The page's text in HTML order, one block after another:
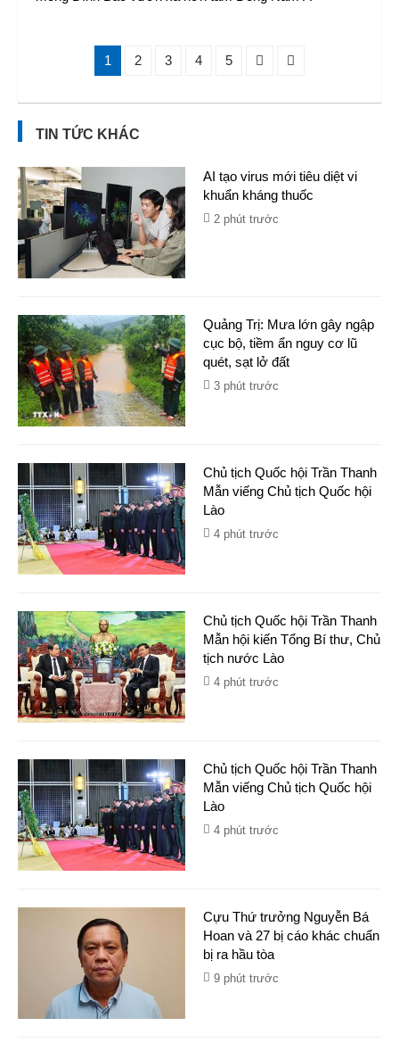
1 2 3 4 5
TIN TỨC KHÁC
AI tạo virus mới tiêu diệt vi
khuẩn kháng thuốc
2 phút trước
Quảng Trị: Mưa lớn gây ngập
cục bộ, tiềm ẩn nguy cơ lũ
quét, sạt lở đất
3 phút trước
Chủ tịch Quốc hội Trần Thanh
Mẫn viếng Chủ tịch Quốc hội
Lào
4 phút trước
Chủ tịch Quốc hội Trần Thanh
Mẫn hội kiến Tổng Bí thư, Chủ
tịch nước Lào
4 phút trước
Chủ tịch Quốc hội Trần Thanh
Mẫn viếng Chủ tịch Quốc hội
Lào
4 phút trước
Cựu Thứ trưởng Nguyễn Bá
Hoan và 27 bị cáo khác chuẩn
bị ra hầu tòa
9 phút trước